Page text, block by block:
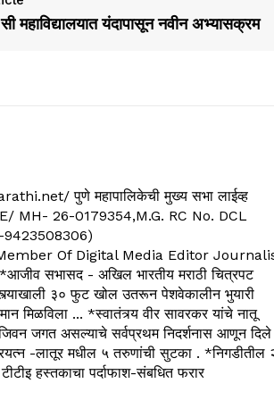
महाविद्यालयात यंदापासून नवीन अभ्यासक्रम
पुणे महापालिकेची मुख्य सभा लाईव्ह
MH- 26-0179354,M.G. RC No. DCL
9423508306)
Of Digital Media Editor
सभासद - अखिल भारतीय मराठी चित्रपट
३० फुट खोल उतरून पेशवेकालीन भुयारी
मिळविला ... *स्वातंत्र्य वीर सावरकर यांचे नातू
जगत असल्याचे सर्वप्रथम निदर्शनास आणून दिले
-लातूर मधील ५ तरुणांची सुटका . *निगडीतील
हस्तकाचा पर्दाफाश-संबधित फरार